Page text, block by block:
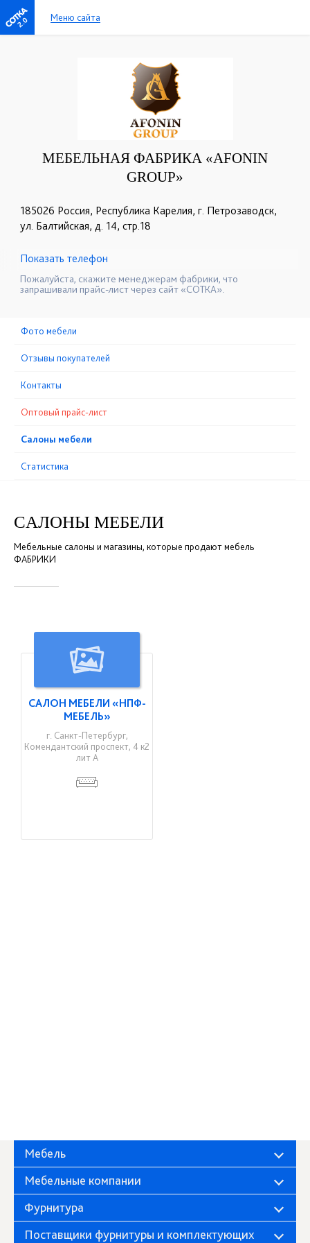
2.0 Меню сайта
МЕБЕЛЬНАЯ ФАБРИКА «AFONIN
GROUP»
185026 Россия, Республика Карелия, г. Петрозаводск,
ул. Балтийская, д. 14, стр.18
☎+7 (8142) 59-40-41
Показать телефон
Пожалуйста, скажите менеджерам фабрики, что
запрашивали прайс-лист через сайт «СОТКА».
Фото мебели
Отзывы покупателей
Контакты
Оптовый прайс-лист
Cалоны мебели
Статистика
CАЛОНЫ МЕБЕЛИ
Мебельные салоны и магазины, которые продают мебель
ФАБРИКИ
САЛОН МЕБЕЛИ «НПФ-
МЕБЕЛЬ»
г. Санкт-Петербург,
Комендантский проспект, 4 к2
лит А
Мебель
Мебельные компании
Фурнитура
Поставщики фурнитуры и комплектующих